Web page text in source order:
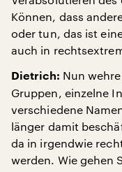
Können, dass
oder tun, das ist
auch in
Dietrich: Nun
Gruppen, einzelne
verschiedene
länger damit
da in irgendwie
werden. Wie gehen